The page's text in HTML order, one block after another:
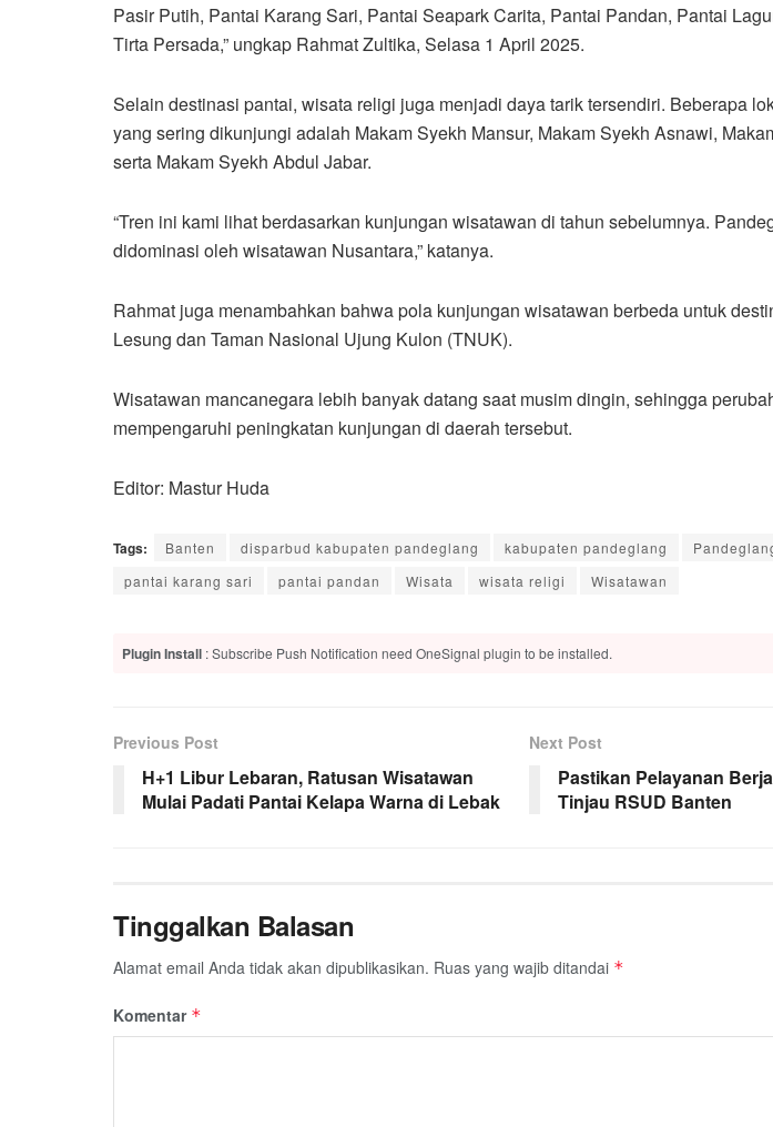
Pasir Putih, Pantai Karang Sari, Pantai Seapark Carita, Pantai Pandan, Pantai
Tirta Persada,” ungkap Rahmat Zultika, Selasa 1 April 2025.
Selain destinasi pantai, wisata religi juga menjadi daya tarik tersendiri. Beberapa
yang sering dikunjungi adalah Makam Syekh Mansur, Makam Syekh Asnawi,
serta Makam Syekh Abdul Jabar.
“Tren ini kami lihat berdasarkan kunjungan wisatawan di tahun sebelumnya.
didominasi oleh wisatawan Nusantara,” katanya.
Rahmat juga menambahkan bahwa pola kunjungan wisatawan berbeda untuk
Lesung dan Taman Nasional Ujung Kulon (TNUK).
Wisatawan mancanegara lebih banyak datang saat musim dingin, sehingga
mempengaruhi peningkatan kunjungan di daerah tersebut.
Editor: Mastur Huda
Tags: Banten disparbud kabupaten pandeglang kabupaten pandeglang
pantai karang sari
pantai pandan Wisata wisata religi Wisatawan
Plugin Install : Subscribe Push Notification need OneSignal plugin to be installed.
Previous Post
H+1 Libur Lebaran, Ratusan Wisatawan
Mulai Padati Pantai Kelapa Warna di Lebak
Next Post
Pastikan Pelayanan
Tinjau RSUD Banten
Tinggalkan Balasan
Alamat email Anda tidak akan dipublikasikan. Ruas yang wajib ditandai *
Komentar *